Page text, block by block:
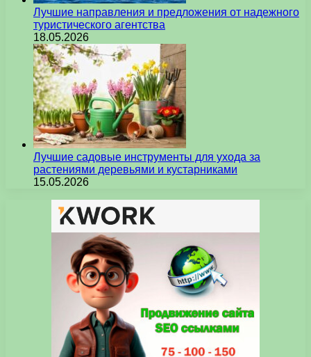
Лучшие направления и предложения от надежного
туристического агентства
18.05.2026
Лучшие садовые инструменты для ухода за
растениями деревьями и кустарниками
15.05.2026